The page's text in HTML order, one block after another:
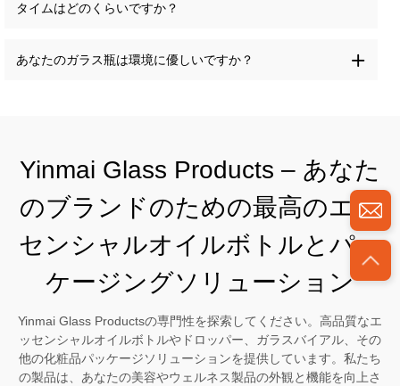
タイムはどのくらいですか？
あなたのガラス瓶は環境に優しいですか？
Yinmai Glass Products – あなた
のブランドのための最高のエッ
センシャルオイルボトルとパッ
ケージングソリューション
Yinmai Glass Productsの専門性を探索してください。高品質なエ
ッセンシャルオイルボトルやドロッパー、ガラスバイアル、その
他の化粧品パッケージソリューションを提供しています。私たち
の製品は、あなたの美容やウェルネス製品の外観と機能を向上さ